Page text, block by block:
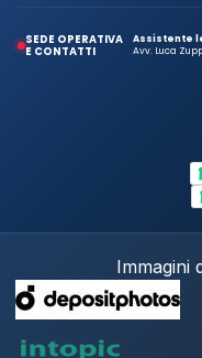
SEDE OPERATIVA
E CONTATTI
Assistente
Avv. Luca
Immagini